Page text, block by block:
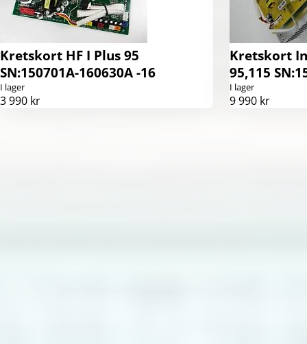
Kretskort HF I Plus 95
SN:150701A-160630A -16
I lager
3 990 kr
Kretskort
95,115
I lager
9 990 kr